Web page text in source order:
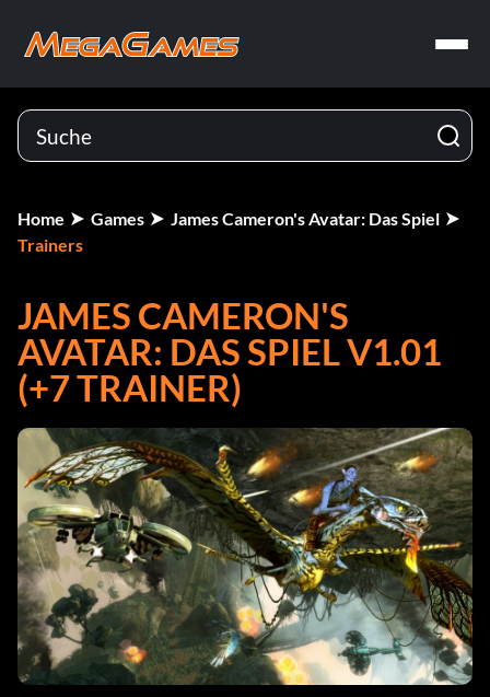
Home Games
James Cameron's Avatar: Das Spiel
Trainers
JAMES CAMERON'S
AVATAR: DAS SPIEL V1.01
(+7 TRAINER)